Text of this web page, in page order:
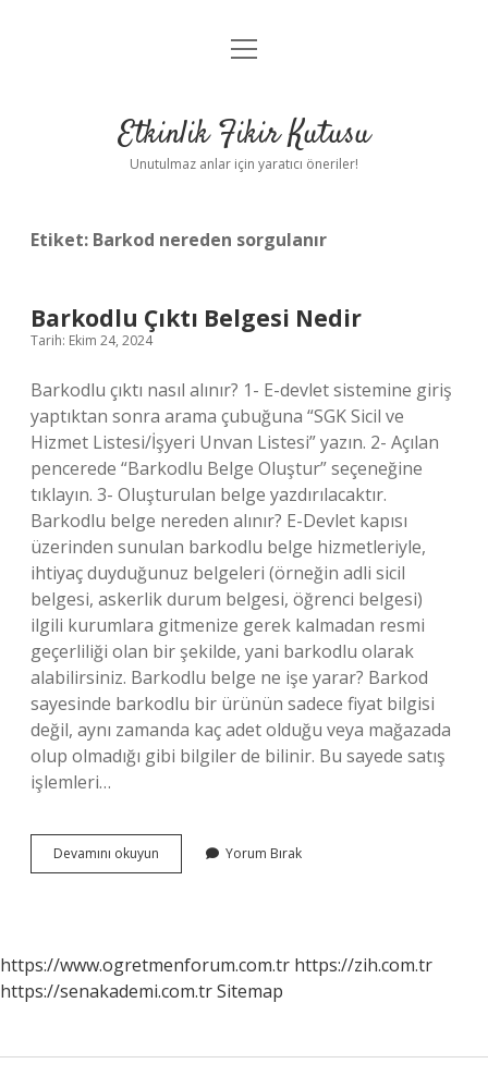
Anasayfa
Yasal Uyarı
menüyü
Etkinlik Fikir Kutusu
Unutulmaz anlar için yaratıcı öneriler!
Etiket: Barkod nereden sorgulanır
Barkodlu Çıktı Belgesi Nedir
Tarih: Ekim 24, 2024
Barkodlu çıktı nasıl alınır? 1- E-devlet sistemine giriş
yaptıktan sonra arama çubuğuna “SGK Sicil ve
Hizmet Listesi/İşyeri Unvan Listesi” yazın. 2- Açılan
pencerede “Barkodlu Belge Oluştur” seçeneğine
tıklayın. 3- Oluşturulan belge yazdırılacaktır.
Barkodlu belge nereden alınır? E-Devlet kapısı
üzerinden sunulan barkodlu belge hizmetleriyle,
ihtiyaç duyduğunuz belgeleri (örneğin adli sicil
belgesi, askerlik durum belgesi, öğrenci belgesi)
ilgili kurumlara gitmenize gerek kalmadan resmi
geçerliliği olan bir şekilde, yani barkodlu olarak
alabilirsiniz. Barkodlu belge ne işe yarar? Barkod
sayesinde barkodlu bir ürünün sadece fiyat bilgisi
değil, aynı zamanda kaç adet olduğu veya mağazada
olup olmadığı gibi bilgiler de bilinir. Bu sayede satış
işlemleri…
Devamını okuyun Barkodlu
Çıktı
Yorum Bırak
https://www.ogretmenforum.com.tr https://zih.com.tr
https://senakademi.com.trSitemap